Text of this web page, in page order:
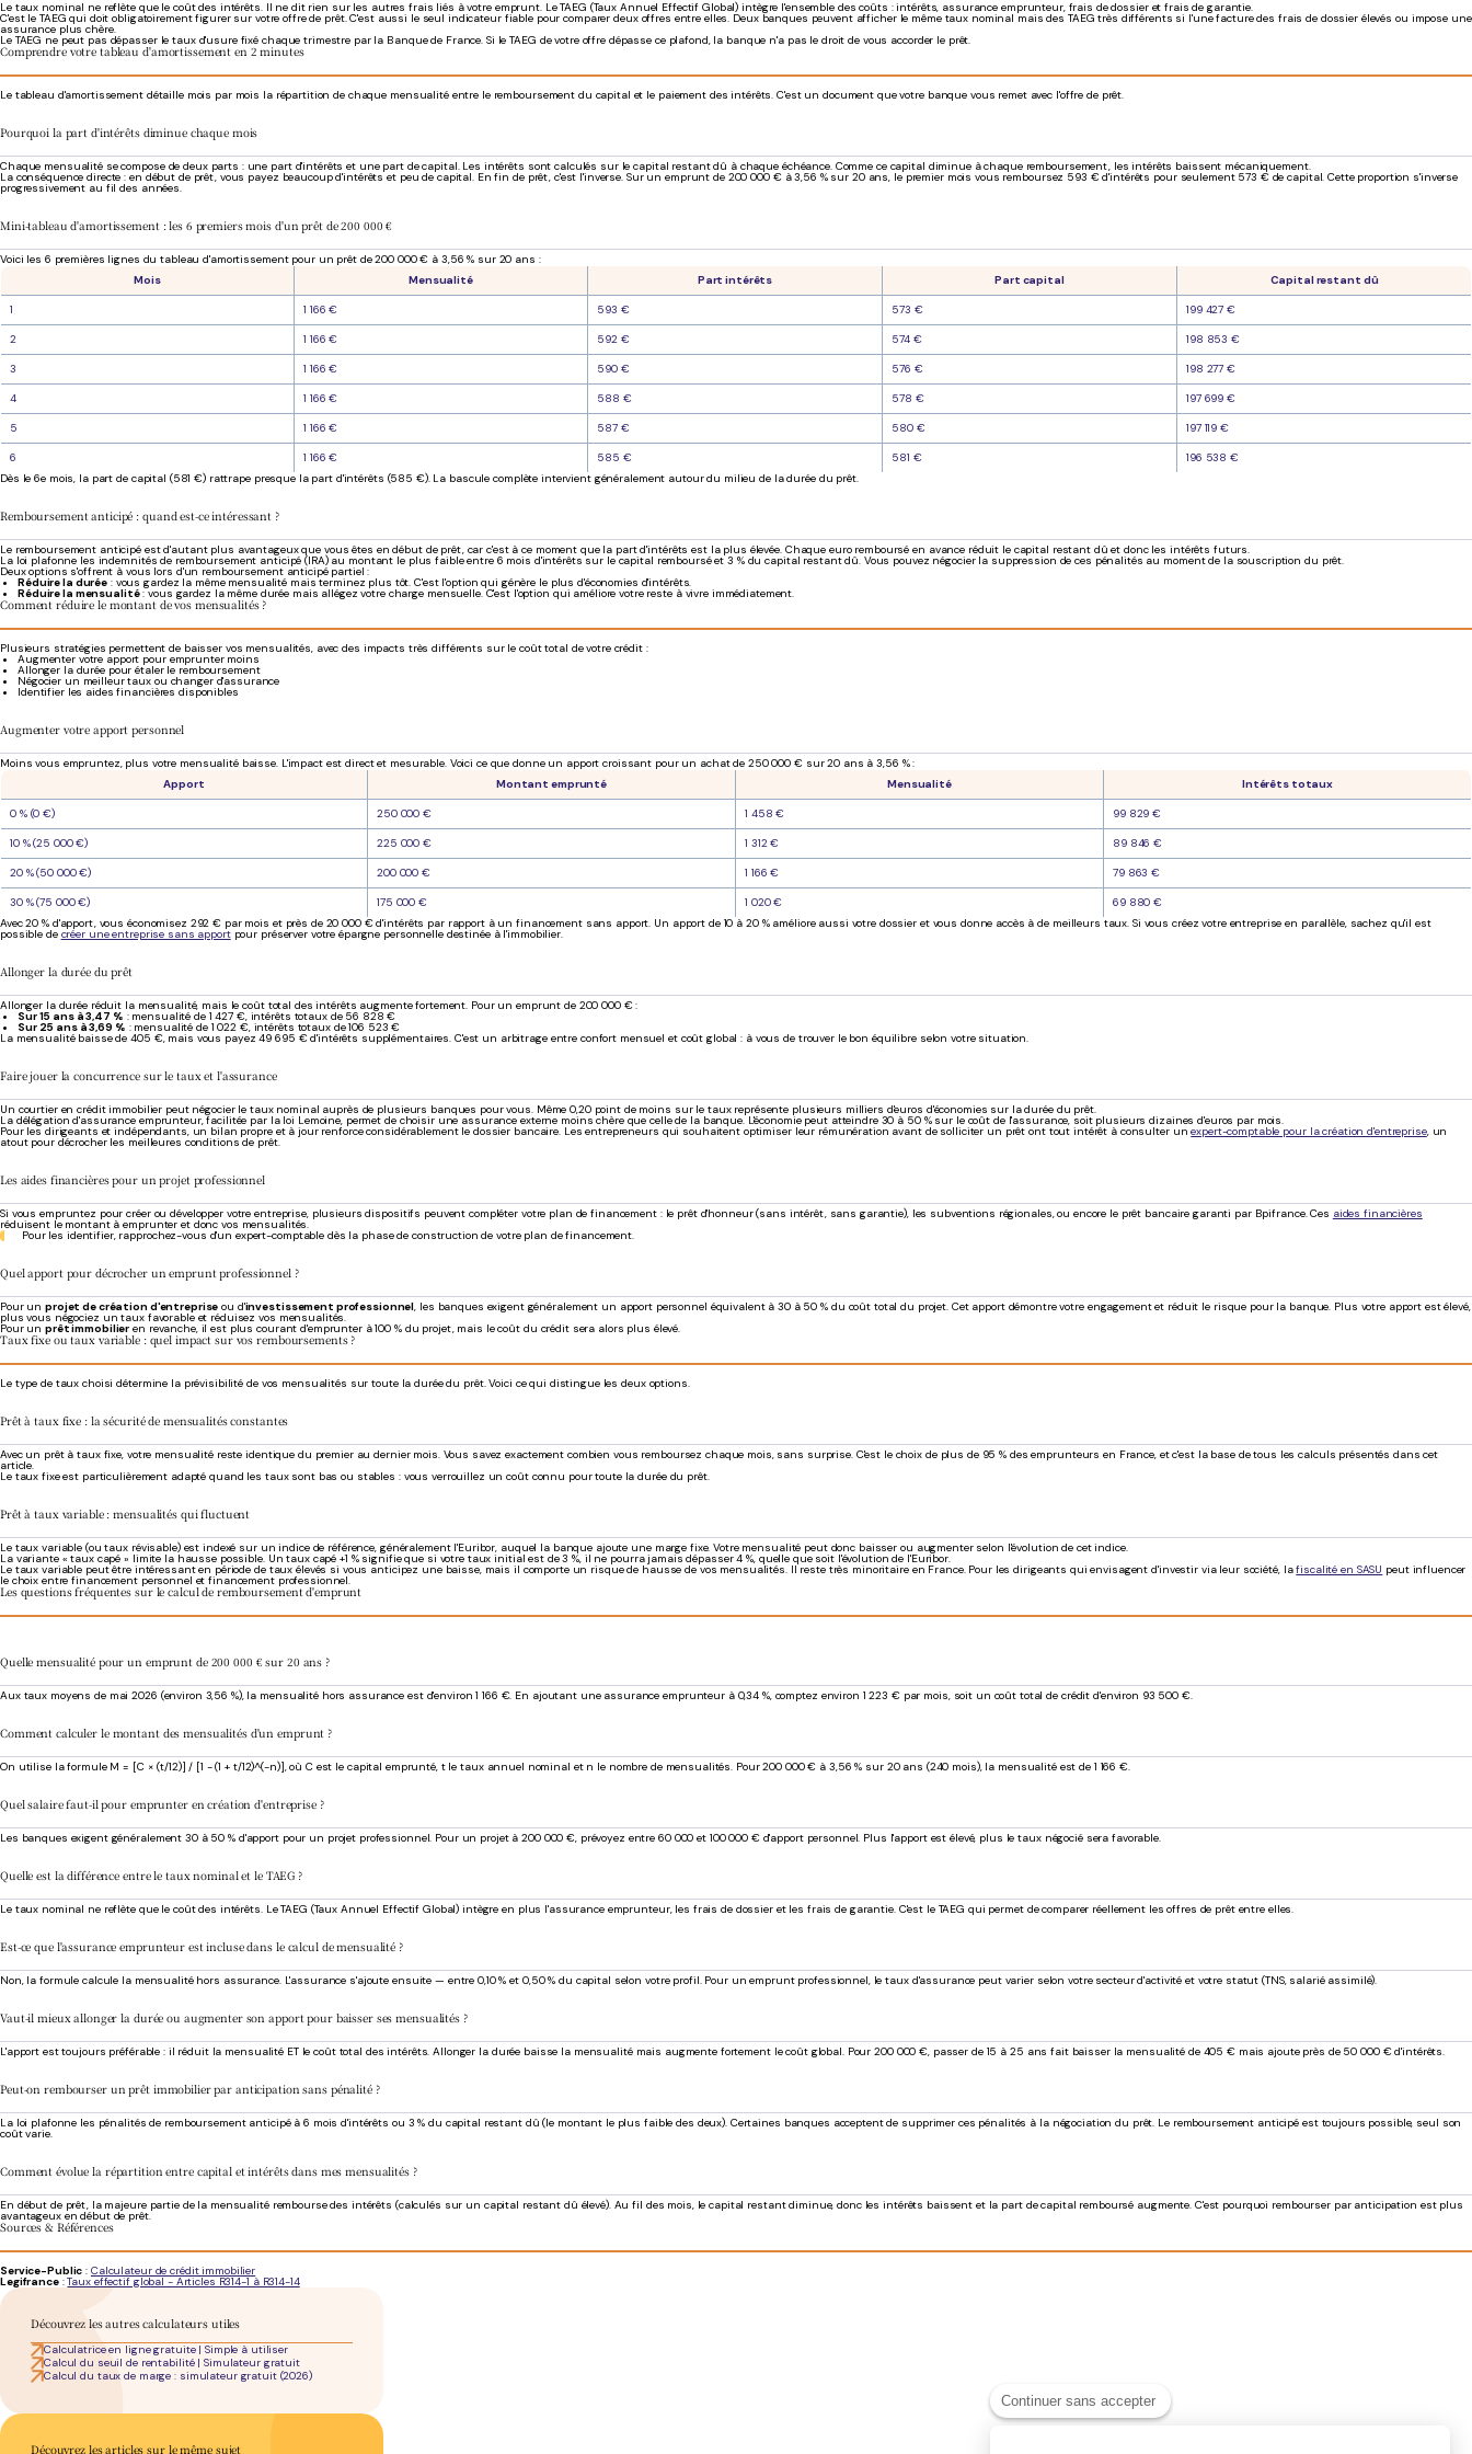
Le taux nominal ne reflète que le coût des intérêts. Il ne dit rien sur les autres frais liés à votre emprunt. Le TAEG (Taux Annuel Effectif Global) intègre l'ensemble des coûts : intérêts, assurance emprunteur, frais de dossier et frais de garantie.
C'est le TAEG qui doit obligatoirement figurer sur votre offre de prêt. C'est aussi le seul indicateur fiable pour comparer deux offres entre elles. Deux banques peuvent afficher le même taux nominal mais des TAEG très différents si l'une facture des frais de dossier élevés ou impose une
assurance plus chère.
Le TAEG ne peut pas dépasser le taux d'usure fixé chaque trimestre par la Banque de France. Si le TAEG de votre offre dépasse ce plafond, la banque n'a pas le droit de vous accorder le prêt.
Comprendre votre tableau d'amortissement en 2 minutes
Le tableau d'amortissement détaille mois par mois la répartition de chaque mensualité entre le remboursement du capital et le paiement des intérêts. C'est un document que votre banque vous remet avec l'offre de prêt.
Pourquoi la part d'intérêts diminue chaque mois
Chaque mensualité se compose de deux parts : une part d'intérêts et une part de capital. Les intérêts sont calculés sur le capital restant dû à chaque échéance. Comme ce capital diminue à chaque remboursement, les intérêts baissent mécaniquement.
La conséquence directe : en début de prêt, vous payez beaucoup d'intérêts et peu de capital. En fin de prêt, c'est l'inverse. Sur un emprunt de 200 000 € à 3,56 % sur 20 ans, le premier mois vous remboursez 593 € d'intérêts pour seulement 573 € de capital. Cette proportion s'inverse
progressivement au fil des années.
Mini-tableau d'amortissement : les 6 premiers mois d'un prêt de 200 000 €
Voici les 6 premières lignes du tableau d'amortissement pour un prêt de 200 000 € à 3,56 % sur 20 ans :
Mois
Mensualité Part intérêts Part capital Capital restant dû
1 1 166 € 593 € 573 € 199 427 €
2 1 166 € 592 € 574 € 198 853 €
3 1 166 € 590 € 576 € 198 277 €
4 1 166 € 588 € 578 € 197 699 €
5 1 166 € 587 € 580 € 197 119 €
6 1 166 € 585 € 581 €
196 538 €
Dès le 6e mois, la part de capital (581 €) rattrape presque la part d'intérêts (585 €). La bascule complète intervient généralement autour du milieu de la durée du prêt.
Remboursement anticipé : quand est-ce intéressant ?
Le remboursement anticipé est d'autant plus avantageux que vous êtes en début de prêt, car c'est à ce moment que la part d'intérêts est la plus élevée. Chaque euro remboursé en avance réduit le capital restant dû et donc les intérêts futurs.
La loi plafonne les indemnités de remboursement anticipé (IRA) au montant le plus faible entre 6 mois d'intérêts sur le capital remboursé et 3 % du capital restant dû. Vous pouvez négocier la suppression de ces pénalités au moment de la souscription du prêt.
Deux options s'offrent à vous lors d'un remboursement anticipé partiel :
Réduire la durée : vous gardez la même mensualité mais terminez plus tôt. C'est l'option qui génère le plus d'économies d'intérêts.
Réduire la mensualité: vous gardez la même durée mais allégez votre charge mensuelle. C'est l'option qui améliore votre reste à vivre immédiatement.
Comment réduire le montant de vos mensualités ?
Plusieurs stratégies permettent de baisser vos mensualités, avec des impacts très différents sur le coût total de votre crédit :
Augmenter votre apport pour emprunter moins
Allonger la durée pour étaler le remboursement
Négocier un meilleur taux ou changer d'assurance
Identifier les aides financières disponibles
Augmenter votre apport personnel
Moins vous empruntez, plus votre mensualité baisse. L'impact est direct et mesurable. Voici ce que donne un apport croissant pour un achat de 250 000 € sur 20 ans à 3,56 % :
Apport
Montant emprunté Mensualité Intérêts totaux
0 % (0 €) 250 000 € 1 458 € 99 829 €
10 % (25 000 €) 225 000 € 1 312 € 89 846 €
20 % (50 000 €) 200 000 € 1 166 € 79 863 €
30 % (75 000 €) 175 000 € 1 020 €
69 880 €
Avec 20 % d'apport, vous économisez 292 € par mois et près de 20 000 € d'intérêts par rapport à un financement sans apport. Un apport de 10 à 20 % améliore aussi votre dossier et vous donne accès à de meilleurs taux. Si vous créez votre entreprise en parallèle, sachez qu'il est
possible de créer une entreprise sans apportpour préserver votre épargne personnelle destinée à l'immobilier.
Allonger la durée du prêt
Allonger la durée réduit la mensualité, mais le coût total des intérêts augmente fortement. Pour un emprunt de 200 000 € :
Sur 15 ans à 3,47 % : mensualité de 1 427 €, intérêts totaux de 56 828 €
Sur 25 ans à 3,69 % : mensualité de 1 022 €, intérêts totaux de 106 523 €
La mensualité baisse de 405 €, mais vous payez 49 695 € d'intérêts supplémentaires. C'est un arbitrage entre confort mensuel et coût global : à vous de trouver le bon équilibre selon votre situation.
Faire jouer la concurrence sur le taux et l'assurance
Un courtier en crédit immobilier peut négocier le taux nominal auprès de plusieurs banques pour vous. Même 0,20 point de moins sur le taux représente plusieurs milliers d'euros d'économies sur la durée du prêt.
La délégation d'assurance emprunteur, facilitée par la loi Lemoine, permet de choisir une assurance externe moins chère que celle de la banque. L'économie peut atteindre 30 à 50 % sur le coût de l'assurance, soit plusieurs dizaines d'euros par mois.
Pour les dirigeants et indépendants, un bilan propre et à jour renforce considérablement le dossier bancaire. Les entrepreneurs qui souhaitent optimiser leur rémunération avant de solliciter un prêt ont tout intérêt à consulter unexpert-comptable pour la création d'entreprise, un
atout pour décrocher les meilleures conditions de prêt.
Les aides financières pour un projet professionnel
Si vous empruntez pour créer ou développer votre entreprise, plusieurs dispositifs peuvent compléter votre plan de financement : le prêt d'honneur (sans intérêt, sans garantie), les subventions régionales, ou encore le prêt bancaire garanti par Bpifrance. Ces aides financières
réduisent le montant à emprunter et donc vos mensualités.
Pour les identifier, rapprochez-vous d'un expert-comptable dès la phase de construction de votre plan de financement.
Quel apport pour décrocher un emprunt professionnel ?
Pour unprojet de création d'entreprise ou d'investissement professionnel, les banques exigent généralement un apport personnel équivalent à 30 à 50 % du coût total du projet. Cet apport démontre votre engagement et réduit le risque pour la banque. Plus votre apport est élevé,
plus vous négociez un taux favorable et réduisez vos mensualités.
Pour unprêt immobilier en revanche, il est plus courant d'emprunter à 100 % du projet, mais le coût du crédit sera alors plus élevé.
Taux fixe ou taux variable : quel impact sur vos remboursements ?
Le type de taux choisi détermine la prévisibilité de vos mensualités sur toute la durée du prêt. Voici ce qui distingue les deux options.
Prêt à taux fixe : la sécurité de mensualités constantes
Avec un prêt à taux fixe, votre mensualité reste identique du premier au dernier mois. Vous savez exactement combien vous remboursez chaque mois, sans surprise. C'est le choix de plus de 95 % des emprunteurs en France, et c'est la base de tous les calculs présentés dans cet
article.
Le taux fixe est particulièrement adapté quand les taux sont bas ou stables : vous verrouillez un coût connu pour toute la durée du prêt.
Prêt à taux variable : mensualités qui fluctuent
Le taux variable (ou taux révisable) est indexé sur un indice de référence, généralement l'Euribor, auquel la banque ajoute une marge fixe. Votre mensualité peut donc baisser ou augmenter selon l'évolution de cet indice.
La variante « taux capé » limite la hausse possible. Un taux capé +1 % signifie que si votre taux initial est de 3 %, il ne pourra jamais dépasser 4 %, quelle que soit l'évolution de l'Euribor.
Le taux variable peut être intéressant en période de taux élevés si vous anticipez une baisse, mais il comporte un risque de hausse de vos mensualités. Il reste très minoritaire en France. Pour les dirigeants qui envisagent d'investir via leur société, lafiscalité en SASU peut influencer
le choix entre financement personnel et financement professionnel.
Les questions fréquentes sur le calcul de remboursement d'emprunt
Quelle mensualité pour un emprunt de 200 000 € sur 20 ans ?
Aux taux moyens de mai 2026 (environ 3,56 %), la mensualité hors assurance est d'environ 1 166 €. En ajoutant une assurance emprunteur à 0,34 %, comptez environ 1 223 € par mois, soit un coût total de crédit d'environ 93 500 €.
Comment calculer le montant des mensualités d'un emprunt ?
On utilise la formule M = [C × (t/12)] / [1 - (1 + t/12)^(-n)], où C est le capital emprunté, t le taux annuel nominal et n le nombre de mensualités. Pour 200 000 € à 3,56 % sur 20 ans (240 mois), la mensualité est de 1 166 €.
Quel salaire faut-il pour emprunter en création d'entreprise ?
Les banques exigent généralement 30 à 50 % d'apport pour un projet professionnel. Pour un projet à 200 000 €, prévoyez entre 60 000 et 100 000 € d'apport personnel. Plus l'apport est élevé, plus le taux négocié sera favorable.
Quelle est la différence entre le taux nominal et le TAEG ?
Le taux nominal ne reflète que le coût des intérêts. Le TAEG (Taux Annuel Effectif Global) intègre en plus l'assurance emprunteur, les frais de dossier et les frais de garantie. C'est le TAEG qui permet de comparer réellement les offres de prêt entre elles.
Est-ce que l'assurance emprunteur est incluse dans le calcul de mensualité ?
Non, la formule calcule la mensualité hors assurance. L'assurance s'ajoute ensuite — entre 0,10 % et 0,50 % du capital selon votre profil. Pour un emprunt professionnel, le taux d'assurance peut varier selon votre secteur d'activité et votre statut (TNS, salarié assimilé).
Vaut-il mieux allonger la durée ou augmenter son apport pour baisser ses mensualités ?
L'apport est toujours préférable : il réduit la mensualité ET le coût total des intérêts. Allonger la durée baisse la mensualité mais augmente fortement le coût global. Pour 200 000 €, passer de 15 à 25 ans fait baisser la mensualité de 405 € mais ajoute près de 50 000 € d'intérêts.
Peut-on rembourser un prêt immobilier par anticipation sans pénalité ?
La loi plafonne les pénalités de remboursement anticipé à 6 mois d'intérêts ou 3 % du capital restant dû (le montant le plus faible des deux). Certaines banques acceptent de supprimer ces pénalités à la négociation du prêt. Le remboursement anticipé est toujours possible, seul son
coût varie.
Comment évolue la répartition entre capital et intérêts dans mes mensualités ?
En début de prêt, la majeure partie de la mensualité rembourse des intérêts (calculés sur un capital restant dû élevé). Au fil des mois, le capital restant diminue, donc les intérêts baissent et la part de capital remboursé augmente. C'est pourquoi rembourser par anticipation est plus
avantageux en début de prêt.
Sources & Références
Service-Public : Calculateur de crédit immobilier
Legifrance:Taux effectif global - Articles R314-1 à R314-14
Découvrez les autres calculateurs utiles
Calculatrice en ligne gratuite | Simple à utiliser
Calcul du seuil de rentabilité | Simulateur gratuit
Calcul du taux de marge : simulateur gratuit (2026)
Découvrez les articles sur le même sujet